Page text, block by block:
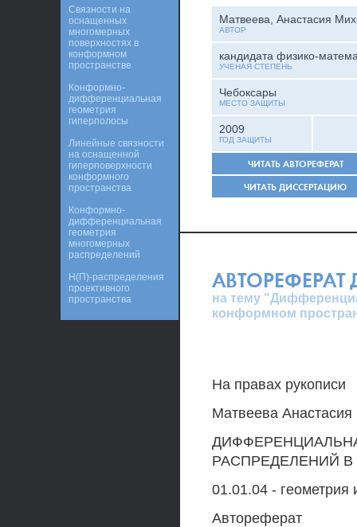
Матвеева, Анастасия
АВТОР
кандидата физико-
УЧЕНАЯ СТЕПЕНЬ
Чебоксары
МЕСТО ЗАЩИТЫ
2009
ГОД ЗАЩИТЫ
ЧИТАТЬ АВТОРЕФЕРАТ
ЧИТАТЬ ДИССЕРТАЦИЮ
АВТОРЕФЕРАТ
на тему
конформном
На правах рукописи
Матвеева
РАСПРЕДЕЛЕНИЙ
01.01.04 - геометрия
Автореферат
Связности на
оснащенных
многомерных
поверхностях в
конформном
пространстве
Конформно-
дифференциальная
геометрия
гиперполосы
Линейные связности
на оснащенной
гиперповерхности
конформного
пространства
Конформно-
дифференциальная
геометрия
многомерных
распределений
Η(П)-распределения
проективного
пространства